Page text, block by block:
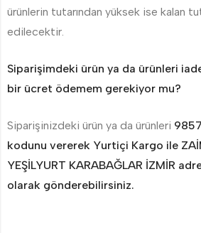
ürünlerin tutarından yüksek ise kalan
edilecektir.
Siparişimdeki ürün ya da ürünleri
bir ücret ödemem gerekiyor mu?
Siparişinizdeki ürün ya da ürünleri
kodunu vererek Yurtiçi Kargo ile
YEŞİLYURT KARABAĞLAR İZMİR
olarak gönderebilirsiniz.